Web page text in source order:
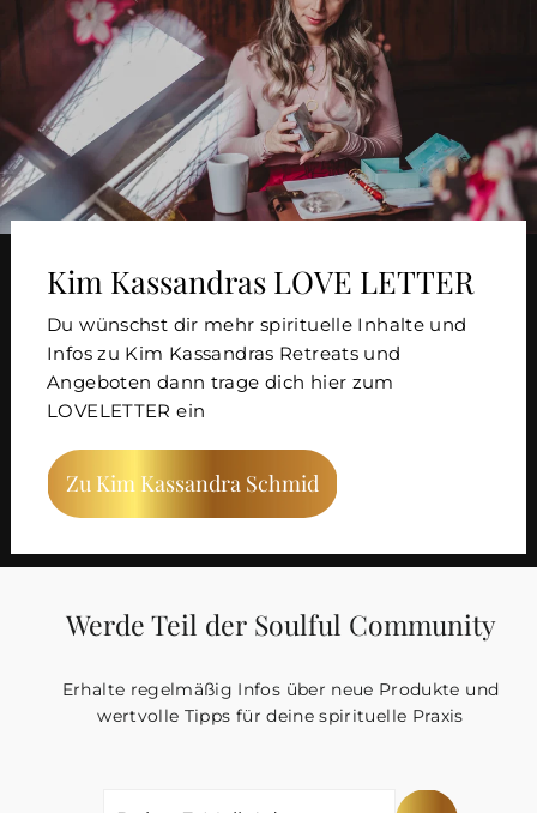
Kim Kassandras LOVE LETTER
Du wünschst dir mehr spirituelle Inhalte und
Infos zu Kim Kassandras Retreats und
Angeboten dann trage dich hier zum
LOVELETTER ein
Zu Kim Kassandra Schmid
Werde Teil der Soulful Community
Erhalte regelmäßig Infos über neue Produkte und
wertvolle Tipps für deine spirituelle Praxis